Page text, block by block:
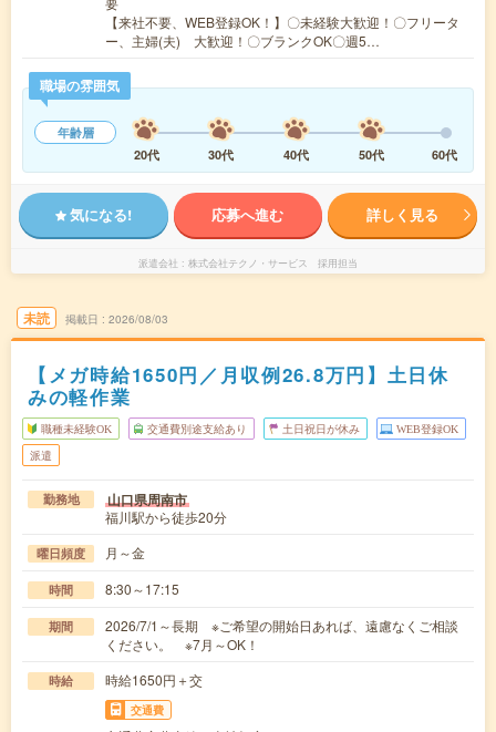
【来社不要、WEB登録OK！】〇未経験大歓迎！〇フリータ
ー、主婦(夫) 大歓迎！〇ブランクOK〇週5…
職場の雰囲気
年齢層
20代
30代 40代 50代 60代
気になる! 応募へ進む 詳しく見る
派遣会社 株式会社テクノ・サービス 採用担当
未読 掲載日 2026/08/03
【メガ時給1650円／月収例26.8万円】土日休
みの軽作業
職種未経験OK 交通費別途支給あり 土日祝日が休み WEB登録OK
派遣
勤務地 山口県周南市
福川駅から徒歩20分
曜日頻度 月～金
時間 8:30～17:15
期間
2026/7/1～長期 ※ご希望の開始日あれば、遠慮なくご相談
ください。 ※7月～OK！
時給 時給1650円＋交
交通費